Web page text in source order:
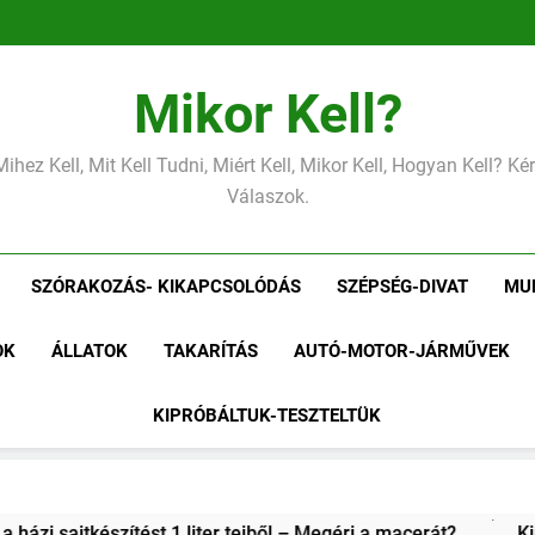
Mikor Kell?
Kell, Mit Kell Tudni, Miért Kell, Mikor Kell, Hogyan Kell?
Válaszok.
SZÓRAKOZÁS- KIKAPCSOLÓDÁS SZÉPSÉG-DIVAT
ÁLLATOK TAKARÍTÁS AUTÓ-MOTOR-JÁRMŰVEK
KIPRÓBÁLTUK-TESZTELTÜK